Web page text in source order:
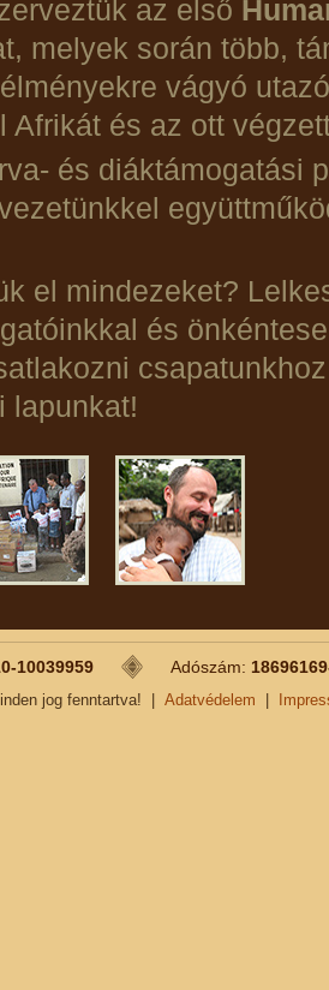
az első
melyek során több,
vágyó
Afrikát és az ott
és diáktámogatási
el mindezeket?
és
lapunkat!
10039959 Adószám:
jog fenntartva! Adatvédelem